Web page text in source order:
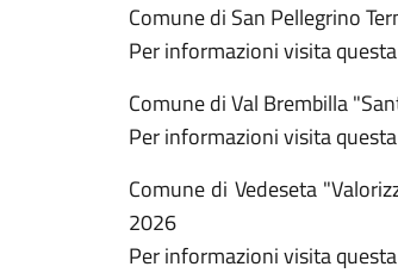
Comune di San Pellegrino
Per informazioni visita
Comune di Val Brembilla
Per informazioni visita
Comune di Vedeseta
2026
Per informazioni visita